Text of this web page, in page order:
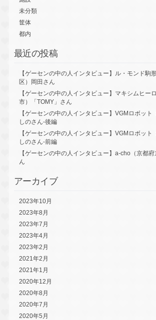
未分類
筐体
都内
最近の投稿
【ゲーセンの中の人インタビュー】ル・モンド駒
区）岡田さん
【ゲーセンの中の人インタビュー】マキシムヒー
市）「TOMY」さん
【ゲーセンの中の人インタビュー】VGMロボット
しのさん-後編
【ゲーセンの中の人インタビュー】VGMロボット
しのさん-前編
【ゲーセンの中の人インタビュー】a-cho（京都
ん
アーカイブ
2023年10月
2023年8月
2023年7月
2023年4月
2023年2月
2021年2月
2021年1月
2020年12月
2020年8月
2020年7月
2020年5月